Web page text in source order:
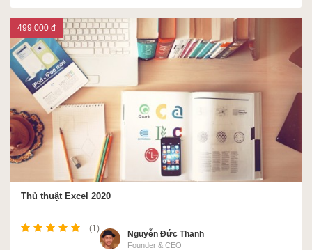
Thủ thuật Excel 2020
(1)
Nguyễn Đức Thanh
Founder & CEO
499,000 đ